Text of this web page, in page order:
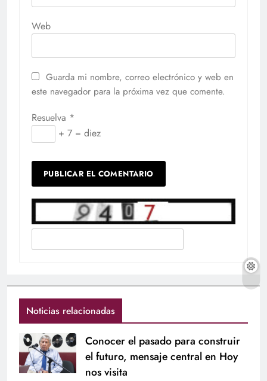
Web
Guarda mi nombre, correo electrónico y web en
este navegador para la próxima vez que comente.
Resuelva *
+ 7 = diez
Noticias relacionadas
Conocer el pasado para construir
el futuro, mensaje central en Hoy
nos visita